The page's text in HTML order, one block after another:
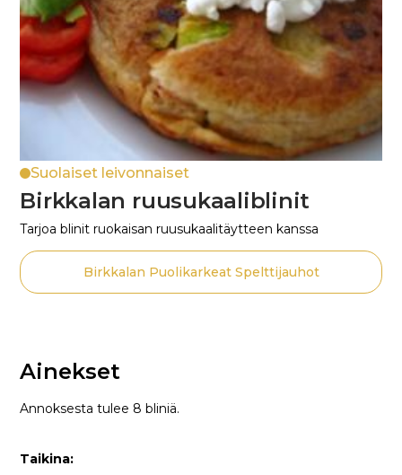
Suolaiset leivonnaiset
Birkkalan ruusukaaliblinit
Tarjoa blinit ruokaisan ruusukaalitäytteen kanssa
Birkkalan Puolikarkeat Spelttijauhot
Ainekset
Annoksesta tulee 8 bliniä.
Taikina: